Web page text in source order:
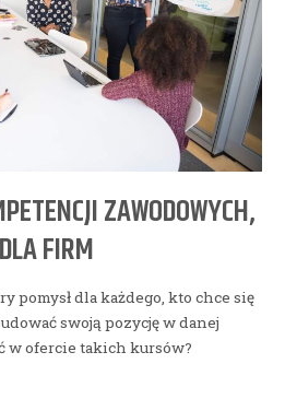
ZAWODOWYCH,
FIRM
pomysł dla każdego, kto chce się
swoją pozycję w danej
w ofercie takich kursów?